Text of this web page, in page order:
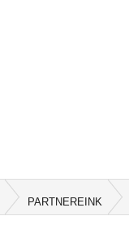
PARTNEREINK